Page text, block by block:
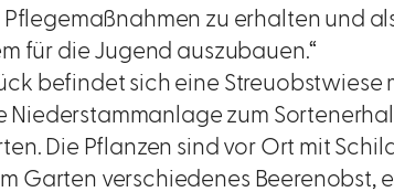
zu erhalten und
für die Jugend auszubauen.“
befindet sich eine Streuobstwiese
Niederstammanlage zum
Die Pflanzen sind vor Ort mit
Garten verschiedenes Beerenobst,